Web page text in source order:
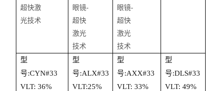
型
号:CYN#33
VLT: 36%
型
号:ALX#33
VLT:25%
型
号:AXX#33
VLT: 33%
型
号:DLS#33
VLT: 49%